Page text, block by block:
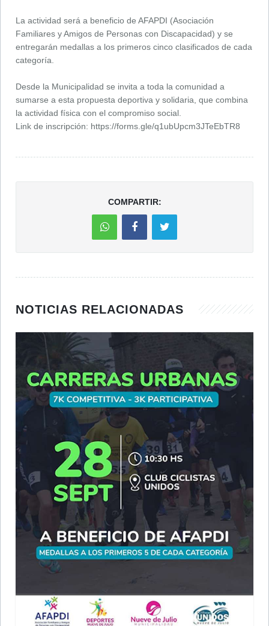
La actividad será a beneficio de AFAPDI (Asociación
Familiares y Amigos de Personas con Discapacidad) y se
entregarán medallas a los primeros cinco clasificados de cada
categoría.
Desde la Municipalidad se invita a toda la comunidad a
sumarse a esta propuesta deportiva y solidaria, que combina
la actividad física con el compromiso social.
Link de inscripción: https://forms.gle/q1ubUpcm3JTeEbTR8
COMPARTIR:
NOTICIAS RELACIONADAS